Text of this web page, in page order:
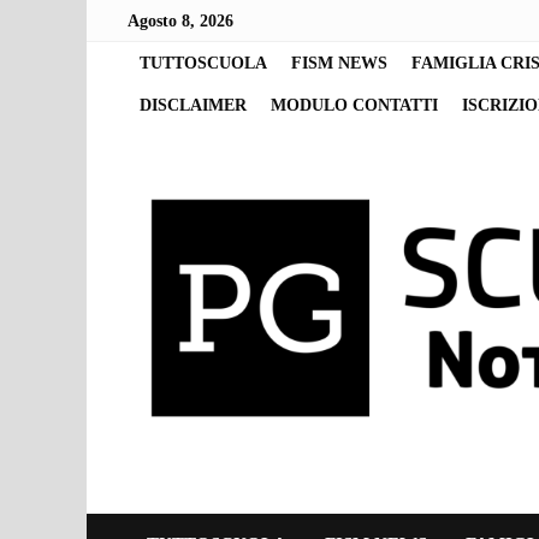
Agosto 8, 2026
TUTTOSCUOLA FISM NEWS FAMIGLIA
DISCLAIMER MODULO CONTATTI